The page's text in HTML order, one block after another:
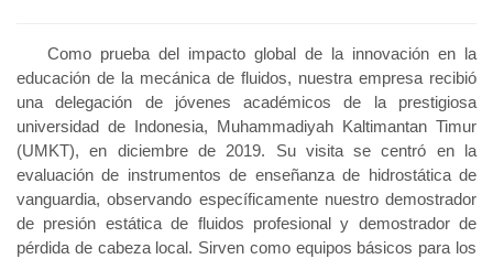
Como prueba del impacto global de la innovación en la
educación de la mecánica de fluidos, nuestra empresa recibió
una delegación de jóvenes académicos de la prestigiosa
universidad de Indonesia, Muhammadiyah Kaltimantan Timur
(UMKT), en diciembre de 2019. Su visita se centró en la
evaluación de instrumentos de enseñanza de hidrostática de
vanguardia, observando específicamente nuestro demostrador
de presión estática de fluidos profesional y demostrador de
pérdida de cabeza local. Sirven como equipos básicos para los